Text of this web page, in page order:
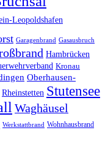
Leopoldshafen
Garagenbrand Gasausbruch
Hambrücken
Kronau
Oberhausen-
Rheinstetten Stutensee
Waghäusel
Werkstattbrand Wohnhausbrand